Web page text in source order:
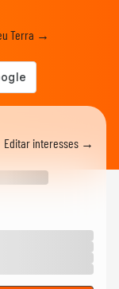
Terra →
Editar interesses →